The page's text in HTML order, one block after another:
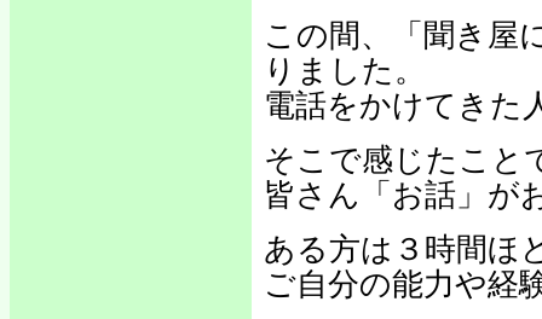
この間、「聞き屋
りました。
電話をかけてきた
そこで感じたこと
皆さん「お話」が
ある方は３時間ほ
ご自分の能力や経